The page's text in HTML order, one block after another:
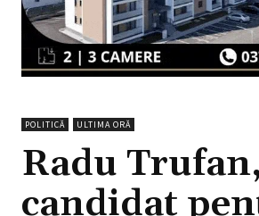
POLITICĂ ULTIMA ORĂ
Radu
candidat